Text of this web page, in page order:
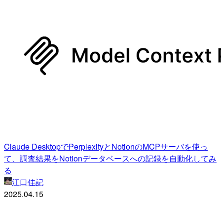
Claude DesktopでPerplexityとNotionのMCPサーバを使っ
て、調査結果をNotionデータベースへの記録を自動化してみ
る
江口佳記
2025.04.15